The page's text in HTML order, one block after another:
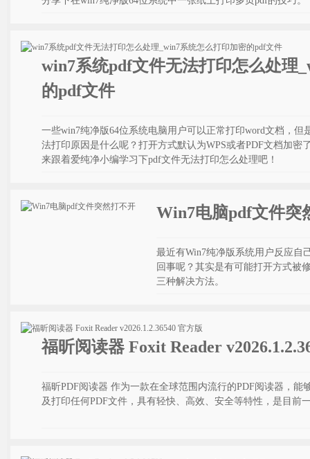
win7系统pdf文件无法打印怎么处理
的pdf文件
一些win7纯净版64位系统电脑用户可以正常打印word文档，但
法打印原因是什么呢？打开方式默认为WPS或者PDF文档加密
来跟着爱纯净小编学习下pdf文件无法打印怎么处理吧！
Win7电脑pdf文件突
最近有Win7纯净版系统用户反应自
回事呢？其实是有可能打开方式被
三种解决方法。
福昕阅读器 Foxit Reader
福昕PDF阅读器 作为一款在全球范围内流行的PDF阅读器，能
及打印任何PDF文件，具有轻快、高效、安全等特性，是目前